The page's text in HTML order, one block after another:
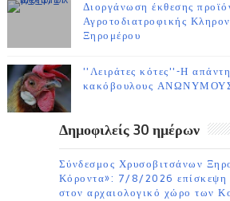
Διοργάνωση έκθεσης
Αγροτοδιατροφικής
Ξηρομέρου
''Λειράτες κότες''-Η
κακόβουλους
Δημοφιλείς 30 ημέρων
Σύνδεσμος Χρυσοβιτσάνων
Κόροντα»: 7/8/2026 επίσκεψη
στον αρχαιολογικό χώρο των